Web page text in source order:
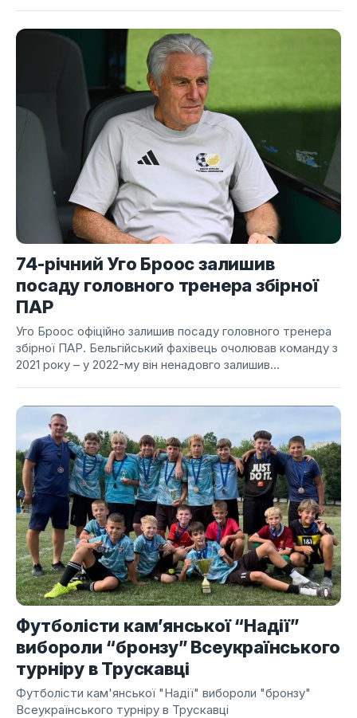
74-річний Уго Броос залишив
посаду головного тренера збірної
ПАР
Уго Броос офіційно залишив посаду головного тренера
збірної ПАР. Бельгійський фахівець очолював команду з
2021 року – у 2022-му він ненадовго залишив...
Футболісти кам’янської “Надії”
вибороли “бронзу” Всеукраїнського
турніру в Трускавці
Футболісти кам'янської "Надії" вибороли "бронзу"
Всеукраїнського турніру в Трускавці